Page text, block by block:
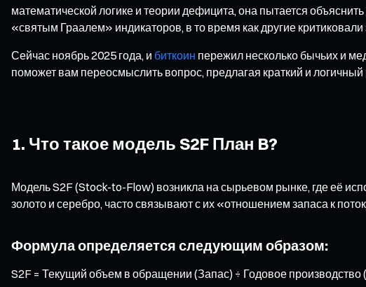
математической логике и теории дефицита, она пытается
«святым Граалем» индикаторов, в то время как другие
Сейчас ноябрь 2025 года, и биткоин пережил несколько бычьих и
поможет вам переосмыслить вопрос, предлагая краткий и логичный
1. Что такое модель S2F План B?
Модель S2F (Stock-to-Flow) возникла на сырьевом рынке, где её
золото и серебро, часто связывают с их «отношением запаса к
Формула определяется следующим образом:
S2F = Текущий объем в обращении (Запас) ÷ Годовое производство